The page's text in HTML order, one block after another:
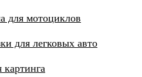
для мотоциклов
для легковых авто